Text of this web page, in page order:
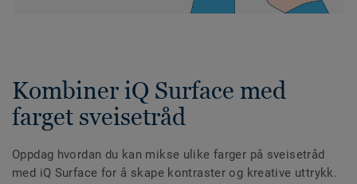
Kombiner iQ Surface med
farget sveisetråd
Oppdag hvordan du kan mikse ulike farger på sveisetråd
med iQ Surface for å skape kontraster og kreative uttrykk.